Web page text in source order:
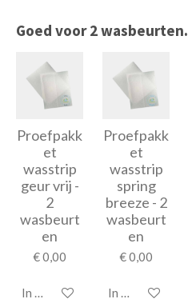
Goed voor 2 wasbeurten.
Proefpakk
et
wasstrip
geur vrij -
2
wasbeurt
en
€ 0,00
In winkelwagen
Proefpakk
et
wasstrip
spring
breeze - 2
wasbeurt
en
€ 0,00
In winkelwagen